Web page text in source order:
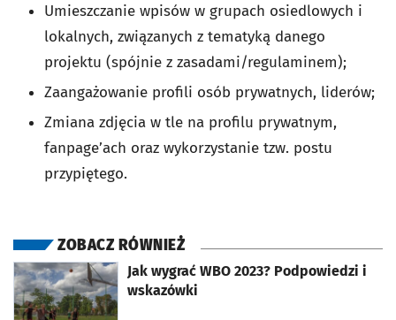
Umieszczanie wpisów w grupach osiedlowych i
lokalnych, związanych z tematyką danego
projektu (spójnie z zasadami/regulaminem);
Zaangażowanie profili osób prywatnych, liderów;
Zmiana zdjęcia w tle na profilu prywatnym,
fanpage’ach oraz wykorzystanie tzw. postu
przypiętego.
ZOBACZ RÓWNIEŻ
Jak wygrać WBO 2023? Podpowiedzi i
wskazówki
otworzy się w nowej karcie